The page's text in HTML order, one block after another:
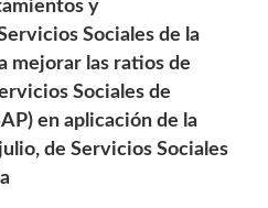
y
Sociales de la
mejorar las ratios de
Sociales de
en aplicación de la
de Servicios Sociales